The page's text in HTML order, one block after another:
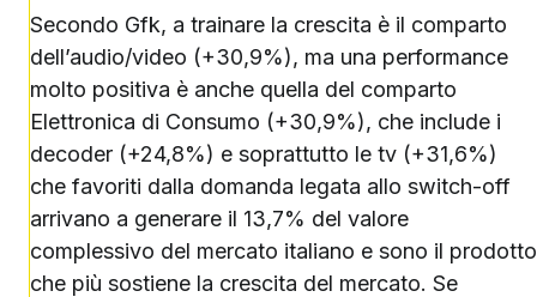
Secondo Gfk, a trainare la crescita è il comparto
dell’audio/video (+30,9%), ma una performance
molto positiva è anche quella del comparto
Elettronica di Consumo (+30,9%), che include i
decoder (+24,8%) e soprattutto le tv (+31,6%)
che favoriti dalla domanda legata allo switch-off
arrivano a generare il 13,7% del valore
complessivo del mercato italiano e sono il prodotto
che più sostiene la crescita del mercato. Se